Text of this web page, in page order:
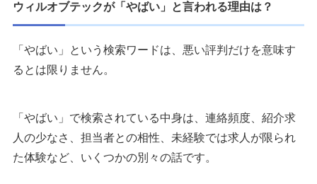
ウィルオブテックが「やばい」と言われる理由は？
「やばい」という検索ワードは、悪い評判だけを意味す
るとは限りません。
「やばい」で検索されている中身は、連絡頻度、紹介求
人の少なさ、担当者との相性、未経験では求人が限られ
た体験など、いくつかの別々の話です。